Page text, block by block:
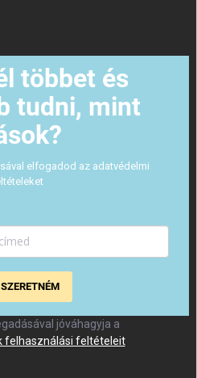
többet és
tudni, mint
elfogadod az adatvédelmi
jóváhagyja a
felhasználási feltételeit